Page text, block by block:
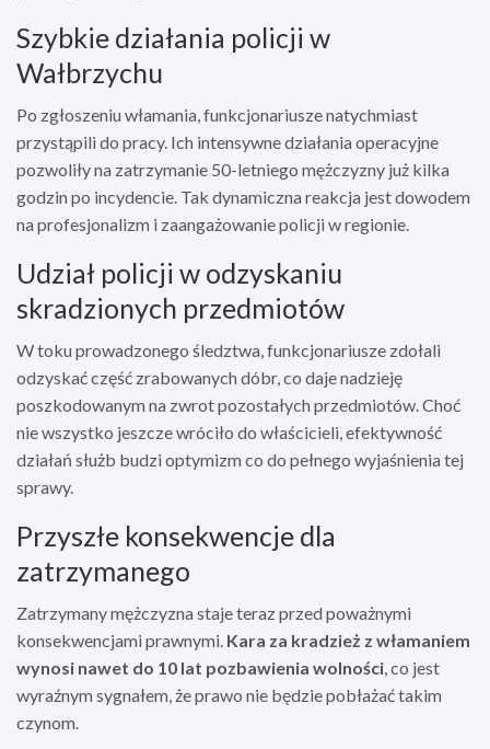
Szybkie działania policji w
Wałbrzychu
Po zgłoszeniu włamania, funkcjonariusze natychmiast
przystąpili do pracy. Ich intensywne działania operacyjne
pozwoliły na zatrzymanie 50-letniego mężczyzny już kilka
godzin po incydencie. Tak dynamiczna reakcja jest dowodem
na profesjonalizm i zaangażowanie policji w regionie.
Udział policji w odzyskaniu
skradzionych przedmiotów
W toku prowadzonego śledztwa, funkcjonariusze zdołali
odzyskać część zrabowanych dóbr, co daje nadzieję
poszkodowanym na zwrot pozostałych przedmiotów. Choć
nie wszystko jeszcze wróciło do właścicieli, efektywność
działań służb budzi optymizm co do pełnego wyjaśnienia tej
sprawy.
Przyszłe konsekwencje dla
zatrzymanego
Zatrzymany mężczyzna staje teraz przed poważnymi
konsekwencjami prawnymi. Kara za kradzież z włamaniem
wynosi nawet do 10 lat pozbawienia wolności, co jest
wyraźnym sygnałem, że prawo nie będzie pobłażać takim
czynom.